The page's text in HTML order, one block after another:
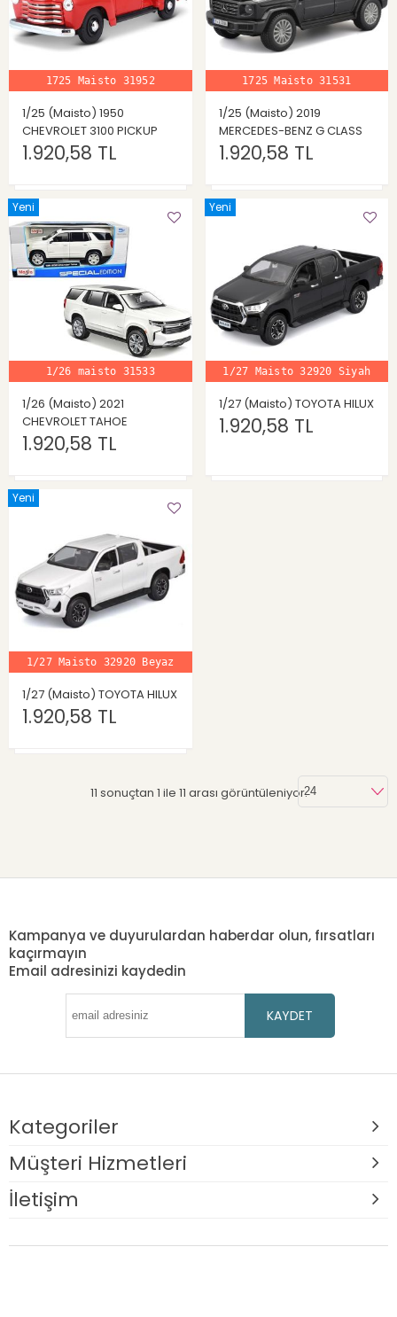
1725 Maisto 31952
1/25 (Maisto) 1950
CHEVROLET 3100 PICKUP
1.920,58 TL
1725 Maisto 31531
1/25 (Maisto) 2019
MERCEDES-BENZ G CLASS
1.920,58 TL
1/26 maisto 31533
1/26 (Maisto) 2021
CHEVROLET TAHOE
1.920,58 TL
Yeni
1/27 Maisto 32920 Siyah
1/27 (Maisto) TOYOTA HILUX
1.920,58 TL
Yeni
1/27 Maisto 32920 Beyaz
1/27 (Maisto) TOYOTA HILUX
1.920,58 TL
Yeni
11 sonuçtan 1 ile 11 arası görüntüleniyor.
Kampanya ve duyurulardan haberdar olun, fırsatları
kaçırmayın
Email adresinizi kaydedin
KAYDET
Kategoriler
Müşteri Hizmetleri
İletişim